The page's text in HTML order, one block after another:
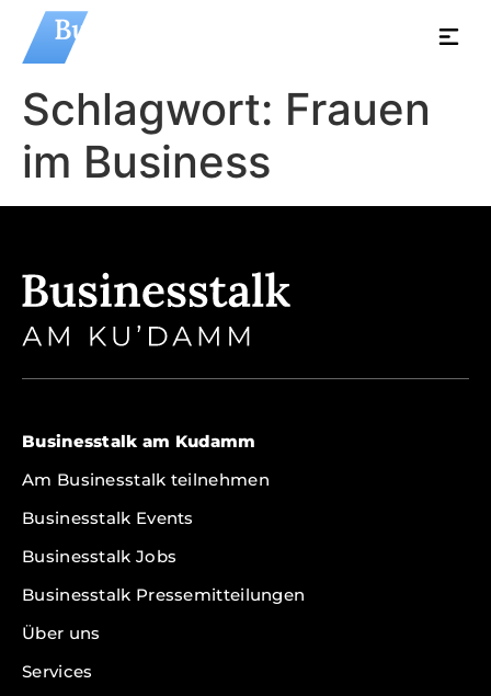
Schlagwort: Frauen
im Business
Businesstalk am Kudamm
Am Businesstalk teilnehmen
Businesstalk Events
Businesstalk Jobs
Businesstalk Pressemitteilungen
Über uns
Services